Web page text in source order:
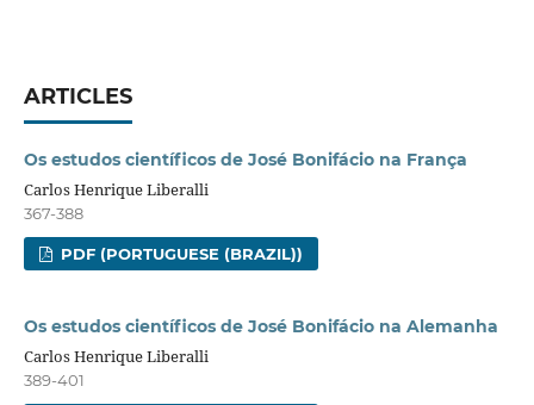
ARTICLES
Os estudos científicos de José Bonifácio na França
Carlos Henrique Liberalli
367-388
PDF (PORTUGUESE (BRAZIL))
Os estudos científicos de José Bonifácio na Alemanha
Carlos Henrique Liberalli
389-401